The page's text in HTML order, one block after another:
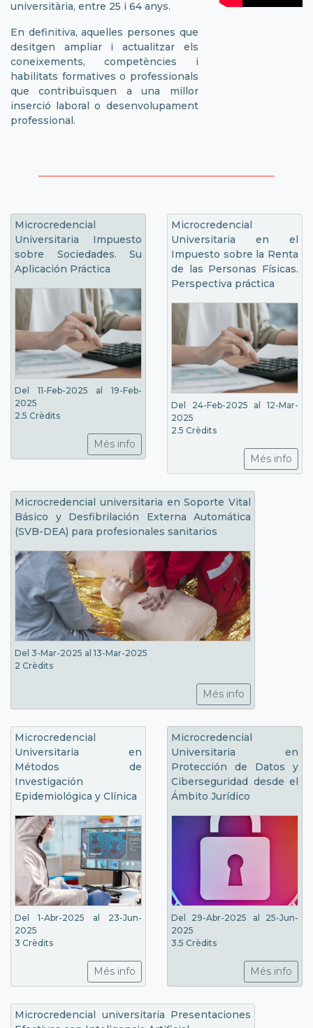
universitària, entre 25 i 64 anys.
En definitiva, aquelles persones que
desitgen ampliar i actualitzar els
coneixements, competències i
habilitats formatives o professionals
que contribuïsquen a una millor
inserció laboral o desenvolupament
professional.
Microcredencial
Universitaria Impuesto
sobre Sociedades. Su
Aplicación Práctica
Del 11-Feb-2025 al 19-Feb-
2025
2.5 Crèdits
Més info
Microcredencial
Universitaria en el
Impuesto sobre la Renta
de las Personas Físicas.
Perspectiva práctica
Del 24-Feb-2025 al 12-Mar-
2025
2.5 Crèdits
Més info
Microcredencial universitaria en Soporte Vital
Básico y Desfibrilación Externa Automática
(SVB-DEA) para profesionales sanitarios
Del 3-Mar-2025 al 13-Mar-2025
2 Crèdits
Més info
Microcredencial
Universitaria en
Métodos de
Investigación
Epidemiológica y Clínica
Del 1-Abr-2025 al 23-Jun-
2025
3 Crèdits
Més info
Microcredencial
Universitaria en
Protección de Datos y
Ciberseguridad desde el
Ámbito Jurídico
Del 29-Abr-2025 al 25-Jun-
2025
3.5 Crèdits
Més info
Microcredencial universitaria Presentaciones